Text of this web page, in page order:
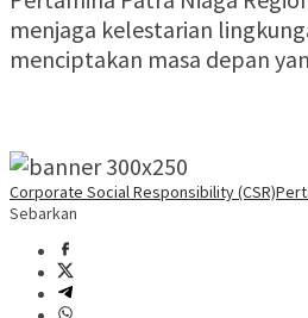
menjaga kelestarian
menciptakan masa depan
Corporate Social Responsibility (CSR)
Sebarkan